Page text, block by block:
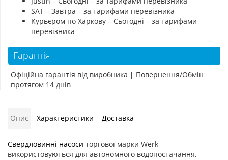
SAT – Завтра – за тарифами перевізника
Курьєром по Харкову – Сьогодні – за тарифами
перевізника
Гарантія
Офіційна гарантія від виробника | Повернення/Обмін
протягом 14 днів
Опис Характеристики Доставка
Свердловинні насоси торгової марки Werk
використовуються для автономного водопостачання,